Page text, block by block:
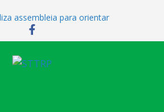
assembleia para orientar
novas possibilidades de
recolocação profissional
encontro para orientar
qualificação e recolocação